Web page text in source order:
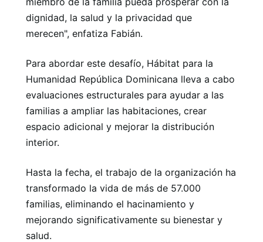
dignidad, la salud y la privacidad que
merecen", enfatiza Fabián.
Para abordar este desafío, Hábitat para la
Humanidad República Dominicana lleva a cabo
evaluaciones estructurales para ayudar a las
familias a ampliar las habitaciones, crear
espacio adicional y mejorar la distribución
interior.
Hasta la fecha, el trabajo de la organización ha
transformado la vida de más de 57.000
familias, eliminando el hacinamiento y
mejorando significativamente su bienestar y
salud.